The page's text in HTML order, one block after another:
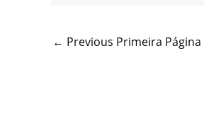
← Previous Primeira Página